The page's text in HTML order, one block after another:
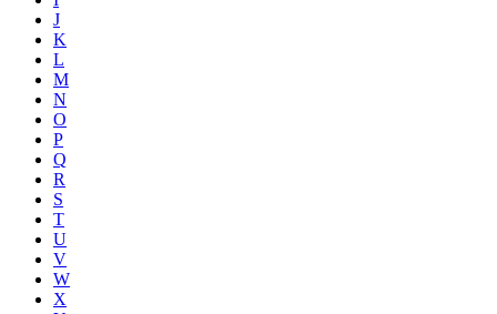
J
K
L
M
N
O
P
Q
R
S
T
U
V
W
X